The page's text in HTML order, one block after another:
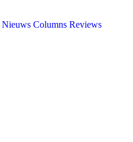
Nieuws Columns Reviews